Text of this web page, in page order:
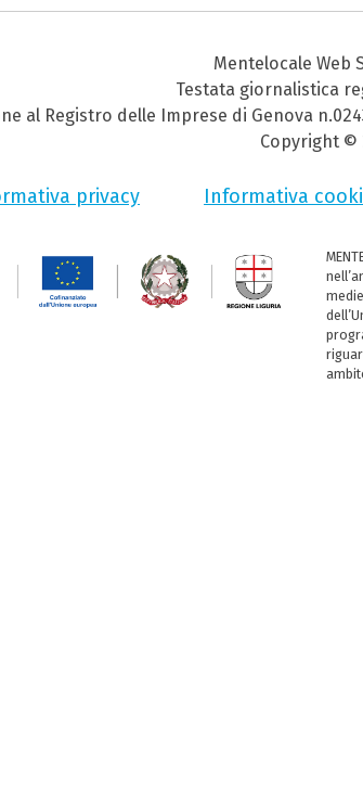
Mentelocale Web
Testata giornalistica
al Registro delle Imprese di Genova
Copyright ©
privacy Informativa